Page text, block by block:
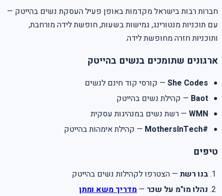
חברות רבות בישראל מקדמות באופן פעיל העסקת נשים בהייטק —
עם תוכניות מנטורינג, גמישות בשעות, חופשת לידה מורחבת,
ותוכניות חזרה מחופשת לידה.
ארגונים שתומכים בנשים בהייטק
She Codes — קורסי קוד חינם לנשים
Baot — קהילת נשים בהייטק
WMN — רשת נשים במנהיגות עסקית
#MothersInTech
— קהילת אימהות בהייטק
טיפים
בנו רשת — הצטרפו לקהילות נשים בהייטק
נהלו מו"מ על שכר — מדריך משא ומתן